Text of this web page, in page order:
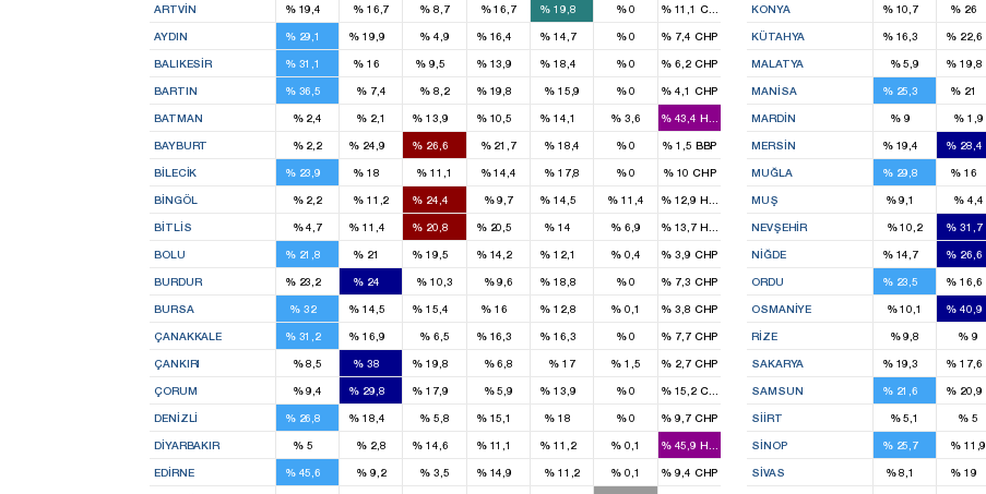
ARTVIN %19,4 %16,7 % 8,7 %16,7 %19,8 %0 %11,1CHP
AYDIN %29,1 %19,9 % 4,9 %16,4 %14,7 %0 % 7,4 CHP
BALIKESIR %31,1 % 16
2
% 9,5 %13,9 %18,4 %0 % 6,2 CHP
BARTIN %36,5 %7,4 % 8,2 %19,8 %15,9 %0 % 4,1 CHP
BATMAN %2,4 %2,1 % 13,9 %10,5 %14,1 % 3,6 %43,4HADEP
BAYBURT %2,2 %24,9 % 26,6 %21,7 %18,4 %0 % 1,5 BBP
BILECIK %23,9 % 18
1
% 11,1 %14,4 %17,8 %0 %10CHP
BINGÖL %2,2 %11,2 % 24,4 %9,7 %14,5 % 11,4 %12,9HADEP
BITLIS %4,7 %11,4
1
% 20,8 %20,5 % 14
1
% 6,9 %13,7HADEP
BOLU %21,8 % 21
1
% 19,5 %14,2 %12,1 % 0,4 % 3,9 CHP
BURDUR %23,2 % 24 % 10,3 %9,6 %18,8 %0 % 7,3 CHP
BURSA % 32
6
%14,5 % 15,4
3
% 16
3
%12,8 % 0,1 % 3,8 CHP
ÇANAKKALE %31,2 %16,9 % 6,5 %16,3 %16,3 %0 % 7,7 CHP
ÇANKIRI %8,5 % 38
2
% 19,8 %6,8 % 17 % 1,5 % 2,7 CHP
ÇORUM %9,4 %29,8 % 17,9 %5,9 %13,9 %0 %15,2CHP
DENIZLI %26,8 %18,4 % 5,8 %15,1 % 18
2
%0 % 9,7 CHP
DIYARBAKIR %5
1
%2,8 % 14,6 %11,1 %11,2 % 0,1 %45,9HADEP
EDIRNE %45,6 %9,2 % 3,5 %14,9 %11,2 % 0,1 % 9,4 CHP
1
KONYA %10,7 % 26
KÜTAHYA %16,3 %22,6
MALATYA %5,9 %19,8
MANISA %25,3 % 21
3
MARDIN %9
1
%1,9
MERSIN %19,4 %28,4
MUĞLA %29,8 % 16
1
MUŞ %9,1 %4,4
NEVŞEHIR %10,2 %31,7
NIĞDE %14,7
1
%26,6
ORDU %23,5 %16,6
OSMANIYE %10,1 %40,9
RIZE %9,8 % 9
SAKARYA %19,3 %17,6
SAMSUN %21,6 %20,9
SIIRT %5,1 % 5
SINOP %25,7 %11,9
SIVAS %8,1 % 19
2